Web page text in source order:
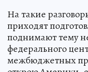
На такие
приходят
поднимают тему
федерального
межбюджетных